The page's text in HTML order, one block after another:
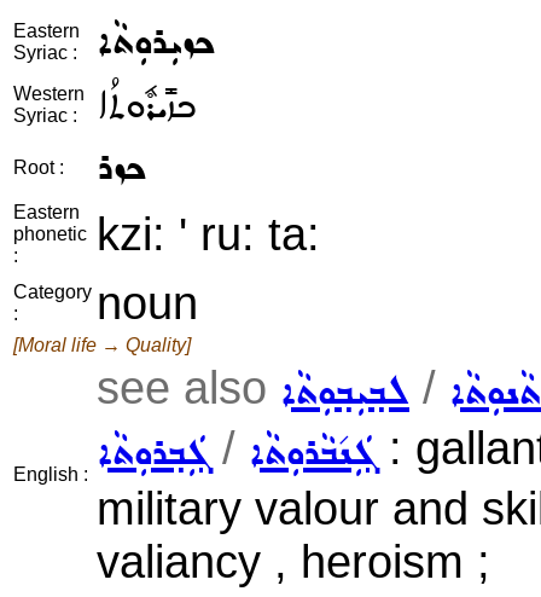
Eastern
Syriac :
ܟܙܝܼܪܘܼܬܵܐ
Western
Syriac :
ܟܙܺܝܪܽܘܬܳܐ
Root : ܟܙܪ
Eastern
phonetic
:
kzi: ' ru: ta:
Category
:
noun
[Moral life → Quality]
English :
see also ܠܒ݂ܝܼܒ݂ܘܼܬܵܐ /
ܓܲܒ݂ܪܘܼܬܵܐ / ܓܲܢ݇ܒܵܪܘܼܬܵܐ :
military valour and
valiancy , heroism ;